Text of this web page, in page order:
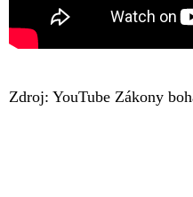
Zdroj: YouTube Zákony